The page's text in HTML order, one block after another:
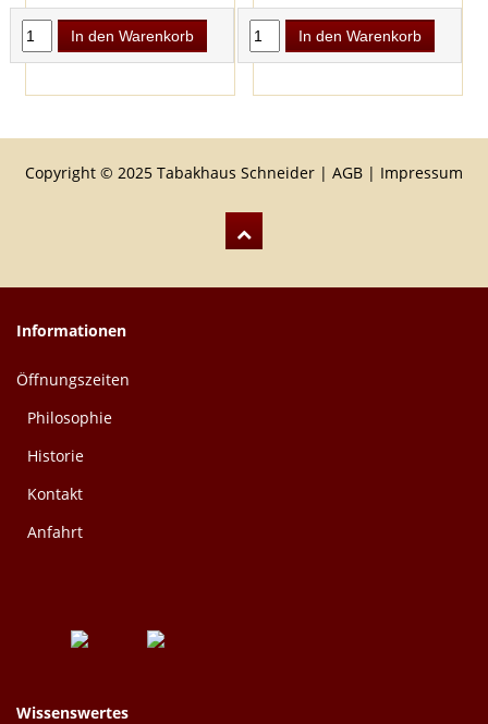
In den Warenkorb In den Warenkorb
Copyright © 2025 Tabakhaus Schneider | AGB | Impressum
Informationen
Öffnungszeiten
Philosophie
Historie
Kontakt
Anfahrt
Wissenswertes